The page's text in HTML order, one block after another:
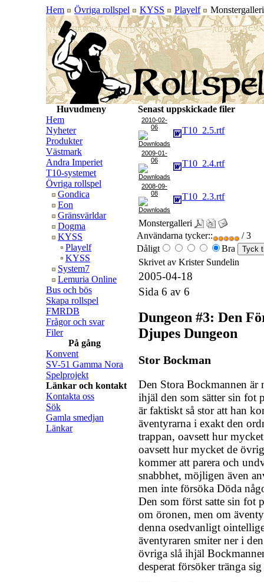
Hem Övriga rollspel KYSS Playelf Monstergalleri
Huvudmeny
Hem
Nyheter
Produkter
Västmark
Andra Imperiet
T10-systemet
Övriga rollspel
Gondica
Eon
Gränsvärldar
Dogma
KYSS
Playelf
KYSS
System7
Lemuria Online
Bus och bös
Skapa rollspel
FMRDB
Frågor och svar
Filer
På gång
Konvent
SV-51 Gamma Nora
Spelprojekt
Länkar och kontakt
Kontakta oss
Sök
Gamla smedjan
Länkar
Senast uppskickade filer
2010-02-
06
T10_2.5.rtf
2009-01-
06
T10_2.4.rtf
2008-09-
08
T10_2.3.rtf
Monstergalleri
Användarna tycker::
/ 3
Dåligt
Bra
Skrivet av Krister Sundelin
2005-04-18
Sida 6 av 6
Dungeon #3: Den
Djupes Dungeon
Stor Bockman
Den Stora Bockmannen
ihjäl den som sätter sin fot
är faktiskt så stor att han
äventyrarna i exakt den
trappan, oavsett hur
oavsett hur mycket de
kommer att parera och
snabbhet, möjligen även
men inte försöka Döda
Den som först satte sin fot
om öronen, men om
denna osedvanligt
äventyraren smiter ner i
övriga slå ihjäl
desperat försöker tränga